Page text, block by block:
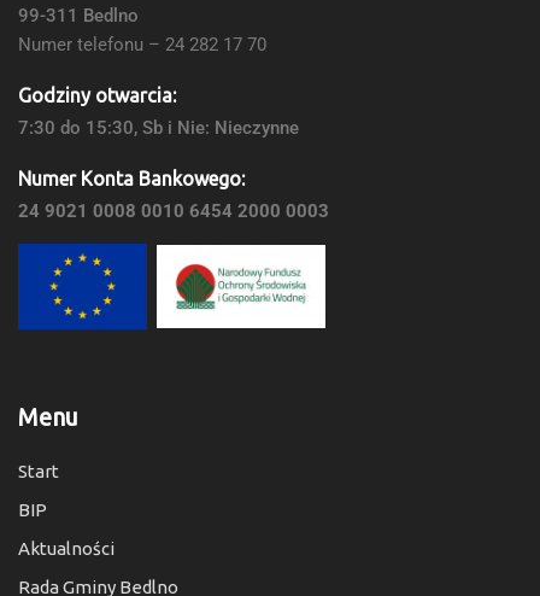
99-311 Bedlno
Numer telefonu – 24 282 17 70
Godziny otwarcia:
7:30 do 15:30, Sb i Nie: Nieczynne
Numer Konta Bankowego:
24 9021 0008 0010 6454 2000 0003
Menu
Start
BIP
Aktualności
Rada Gminy Bedlno